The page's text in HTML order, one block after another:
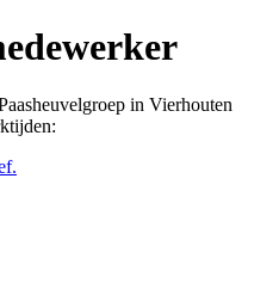
in Vierhouten